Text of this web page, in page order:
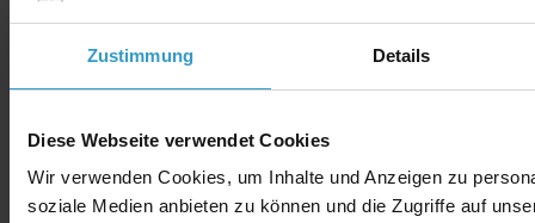
Zustimmung Details
Diese Webseite verwendet Cookies
Wir verwenden Cookies, um Inhalte und Anzeigen zu
soziale Medien anbieten zu können und die Zugriffe auf